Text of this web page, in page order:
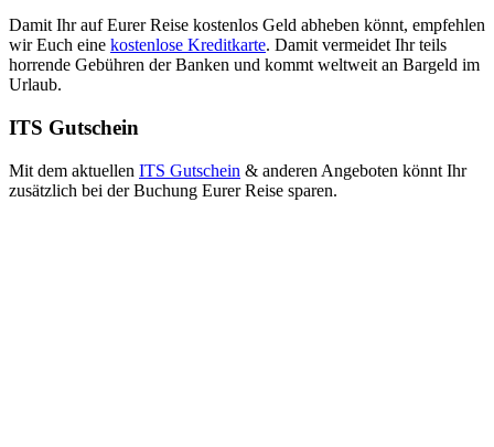
Damit Ihr auf Eurer Reise kostenlos Geld abheben könnt, empfehlen
wir Euch eine kostenlose Kreditkarte. Damit vermeidet Ihr teils
horrende Gebühren der Banken und kommt weltweit an Bargeld im
Urlaub.
ITS Gutschein
Mit dem aktuellen ITS Gutschein & anderen Angeboten könnt Ihr
zusätzlich bei der Buchung Eurer Reise sparen.